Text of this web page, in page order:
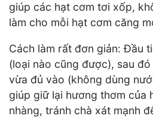
giúp các hạt cơm tơi xốp,
làm cho mỗi hạt cơm căng
Cách làm rất đơn giản: Đầu
(loại nào cũng được), sau
vừa đủ vào (không dùng
giúp giữ lại hương thơm của
nhàng, tránh chà xát mạnh